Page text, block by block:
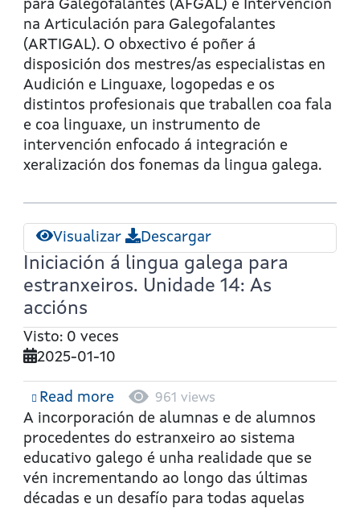
-
ARTIGAL
para Galegofalantes (AFGAL) e Intervención
na Articulación para Galegofalantes
(ARTIGAL). O obxectivo é poñer á
disposición dos mestres/as especialistas en
Audición e Linguaxe, logopedas e os
distintos profesionais que traballen coa fala
e coa linguaxe, un instrumento de
intervención enfocado á integración e
xeralización dos fonemas da lingua galega.
Visualizar Descargar
Iniciación á lingua galega para
estranxeiros. Unidade 14: As
accións
Visto: 0 veces
2025-01-10
Read moreabout
Iniciación
á
lingua
galega
para
961 views
A incorporación de alumnas e de alumnos
procedentes do estranxeiro ao sistema
educativo galego é unha realidade que se
vén incrementando ao longo das últimas
décadas e un desafío para todas aquelas